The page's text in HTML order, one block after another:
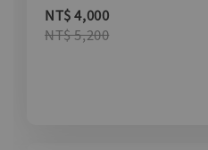
NT$ 4,000
NT$ 5,200